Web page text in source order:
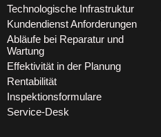
Technologische Infrastruktur
Kundendienst Anforderungen
Abläufe bei Reparatur und
Wartung
Effektivität in der Planung
Rentabilität
Inspektionsformulare
Service-Desk